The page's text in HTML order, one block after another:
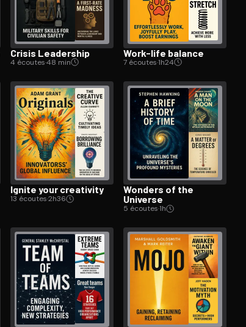
Crisis Leadership
4 écoutes·48 min
Work-life balance
7 écoutes·1h24
Ignite your creativity
13 écoutes·2h36
Wonders of the
Universe
5 écoutes·1h